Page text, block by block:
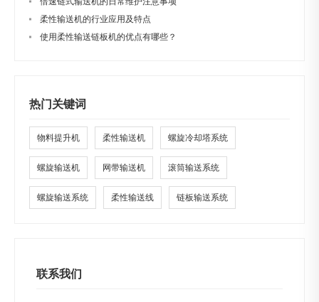
柔性输送机的行业应用及特点
使用柔性输送链板机的优点有哪些？
热门关键词
物料提升机 柔性输送机 螺旋冷却塔系统
螺旋输送机 网带输送机 滚筒输送系统
螺旋输送系统 柔性输送线 链板输送系统
联系我们